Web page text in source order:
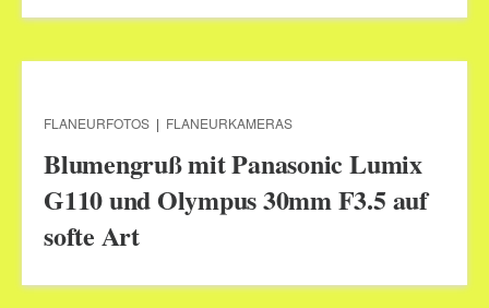
FLANEURFOTOS | FLANEURKAMERAS
Blumengruß mit Panasonic Lumix
G110 und Olympus 30mm F3.5 auf
softe Art